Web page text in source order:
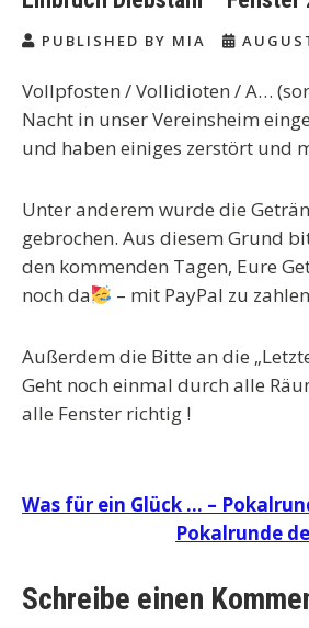
PUBLISHED BY MIA
Vollpfosten / Vollidioten / A…
Nacht in unser Vereinsheim
und haben einiges zerstört und
Unter anderem wurde die
gebrochen. Aus diesem Grund
den kommenden Tagen, Eure
noch da
– mit PayPal zu
Außerdem die Bitte an die
Geht noch einmal durch alle
alle Fenster richtig !
Beitragsnavigation
Was für ein Glück … –
Pokalrunde
Schreibe einen